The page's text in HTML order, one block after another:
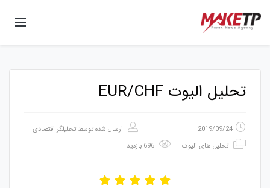
تحلیل الیوت EUR/CHF
2019/09/24 ارسال شده توسط تحلیلگر اقتصادی
تحلیل های الیوت